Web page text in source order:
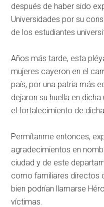
después de haber sido
Universidades por su
de los estudiantes
Años más tarde, esta
mujeres cayeron en el
país, por una patria más
dejaron su huella en
el fortalecimiento de
Permítanme entonces,
agradecimientos en
ciudad y de este
como familiares directos
bien podrían llamarse
víctimas.